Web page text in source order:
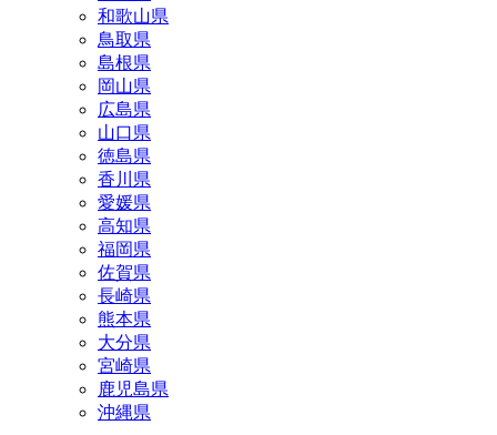
和歌山県
鳥取県
島根県
岡山県
広島県
山口県
徳島県
香川県
愛媛県
高知県
福岡県
佐賀県
長崎県
熊本県
大分県
宮崎県
鹿児島県
沖縄県